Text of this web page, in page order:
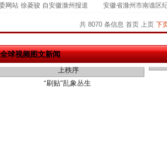
网站 徐菱骏 自安徽滁州报道 安徽省滁州市南谯区纪
共 8070 条信息 首页 上页 下
全球视频图文新闻